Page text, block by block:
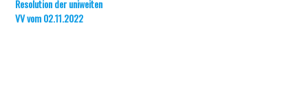
Resolution der uniweiten
VV vom 02.11.2022